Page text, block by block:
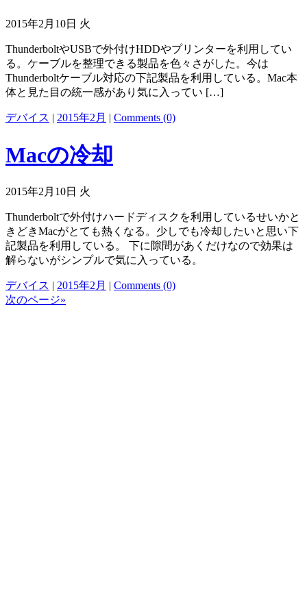
2015年2月10日 火
ThunderboltやUSBで外付けHDDやプリンターを利用してい
る。ケーブルを整理できる製品を色々さがした。今は
Thunderboltケーブル対応の下記製品を利用している。Mac本
体と見た目の統一感があり気に入ってい […]
デバイス | 2015年2月 | Comments (0)
Macの冷却
2015年2月10日 火
Thunderboltで外付けハードディスクを利用しているせいかと
きどきMacがとても熱くなる。少しでも冷却したいと思い下
記製品を利用している。 下に隙間があくだけなので効果は
解らないがシンプルで気に入っている。
デバイス | 2015年2月 | Comments (0)
次のページ»